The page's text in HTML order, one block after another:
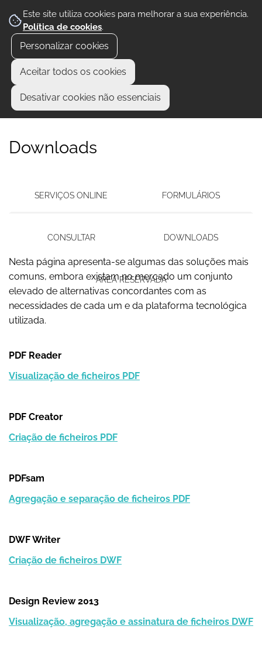
Este site utiliza cookies para melhorar a sua experiência.
Política de cookies.
Personalizar cookies
Aceitar todos os cookies
Desativar cookies não essenciais
Downloads
SERVIÇOS ONLINE FORMULÁRIOS
CONSULTAR DOWNLOADS
ÁREA RESERVADA
Nesta página apresenta-se algumas das soluções mais
comuns, embora existam no mercado um conjunto
elevado de alternativas concordantes com as
necessidades de cada um e da plataforma tecnológica
utilizada.
PDF Reader
Visualização de ficheiros PDF
PDF Creator
Criação de ficheiros PDF
PDFsam
Agregação e separação de ficheiros PDF
DWF Writer
Criação de ficheiros DWF
Design Review 2013
Visualização, agregação e assinatura de ficheiros DWF